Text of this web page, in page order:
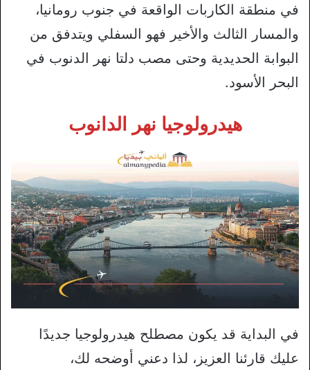
في منطقة الكاربات الواقعة في جنوب رومانيا،
والمسار الثالث والأخير فهو السفلي ويتدفق من
البوابة الحديدية وحتى مصب دلتا نهر الدنوب في
البحر الأسود.
هيدرولوجيا نهر الدانوب
في البداية قد يكون مصطلح هيدرولوجيا جديدًا
عليك قارئنا العزيز، لذا دعني أوضحه لك،